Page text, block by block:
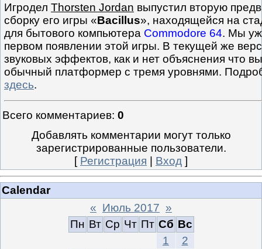
Игродел Thorsten Jordan выпустил вторую
сборку его игры «Bacillus», находящейся на
для бытового компьютера Commodore 64. Мы
первом появлении этой игры. В текущей же
звуковых эффектов, как и нет объяснения что
обычный платформер с тремя уровнями.
здесь.
Всего комментариев: 0
Добавлять комментарии могут только
зарегистрированные пользователи.
[ Регистрация Вход ]
Calendar
« Июль 2017 »
Пн Вт Ср Чт Пт Сб Вс
1
2